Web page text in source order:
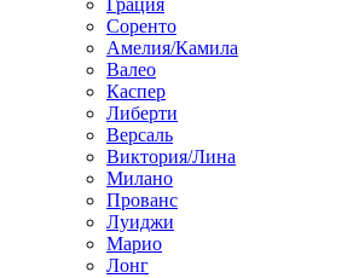
Грация
Соренто
Амелия/Камила
Валео
Каспер
Либерти
Версаль
Виктория/Лина
Милано
Прованс
Луиджи
Марио
Лонг